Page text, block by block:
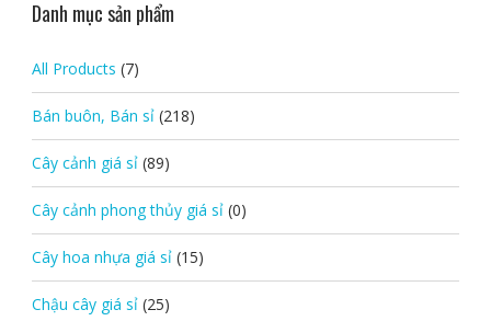
Danh mục sản phẩm
All Products (7)
Bán buôn, Bán sỉ (218)
Cây cảnh giá sỉ (89)
Cây cảnh phong thủy giá sỉ (0)
Cây hoa nhựa giá sỉ (15)
Chậu cây giá sỉ (25)